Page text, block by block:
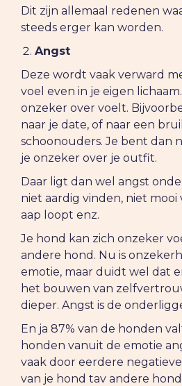
Dit zijn allemaal redenen
steeds erger kan worden.
Angst
Deze wordt vaak verward
voel even in je eigen
onzeker over voelt.
naar je date, of naar een
schoonouders. Je bent dan
je onzeker over je outfit.
Daar ligt dan wel angst
niet aardig vinden, niet mooi
aap loopt enz.
Je hond kan zich onzeker
andere hond. Nu is
emotie, maar duidt wel dat
het bouwen van
dieper. Angst is de
En ja 87% van de honden
honden vanuit de emotie
vaak door eerdere
van je hond tav andere